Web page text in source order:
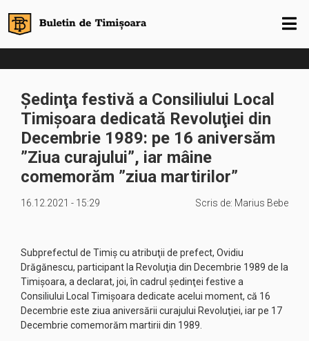
Ședinţa festivă a Consiliului Local
Timişoara dedicată Revoluţiei din
Decembrie 1989: pe 16 aniversăm
”Ziua curajului”, iar mâine
comemorăm ”ziua martirilor”
16.12.2021 - 15:29 Scris de: Marius Bebe
Subprefectul de Timiş cu atribuţii de prefect, Ovidiu
Drăgănescu, participant la Revoluţia din Decembrie 1989 de la
Timişoara, a declarat, joi, în cadrul şedinţei festive a
Consiliului Local Timişoara dedicate acelui moment, că 16
Decembrie este ziua aniversării curajului Revoluţiei, iar pe 17
Decembrie comemorăm martirii din 1989.